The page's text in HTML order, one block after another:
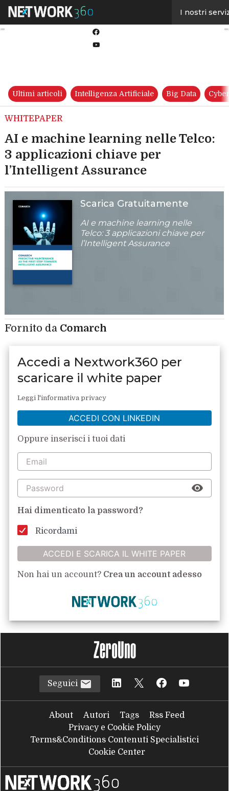
I nostri
Ultimi articoli Intelligenza Artificiale Big Data
WHITEPAPER
AI e machine learning nelle Telco:
3 applicazioni chiave per
l’Intelligent Assurance
Scarica Gratuitamente
AI e machine learning nelle
Telco: 3 applicazioni chiave per
l’Intelligent Assurance
Fornito da Comarch
Accedi a Nextwork360 per
scaricare il white paper
Leggi l'informativa privacy
ACCEDI CON LINKEDIN
Oppure inserisci i tuoi dati
Hai dimenticato la password?
Ricordami
ACCEDI E SCARICA IL WHITE PAPER
Non hai un account? Crea un account adesso
Seguici
About Autori Tags
Rss Feed
Privacy e Cookie Policy
Terms&Conditions Contenuti Specialistici
Cookie Center